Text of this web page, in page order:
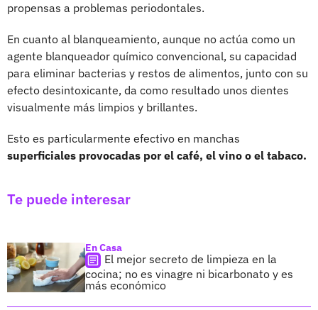
propensas a problemas periodontales.
En cuanto al blanqueamiento, aunque no actúa como un
agente blanqueador químico convencional, su capacidad
para eliminar bacterias y restos de alimentos, junto con su
efecto desintoxicante, da como resultado unos dientes
visualmente más limpios y brillantes.
Esto es particularmente efectivo en manchas
superficiales provocadas por el café, el vino o el tabaco.
Te puede interesar
En Casa
El mejor secreto de limpieza en la
cocina; no es vinagre ni bicarbonato y es
más económico